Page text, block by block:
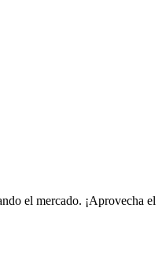
el mercado. ¡Aprovecha el